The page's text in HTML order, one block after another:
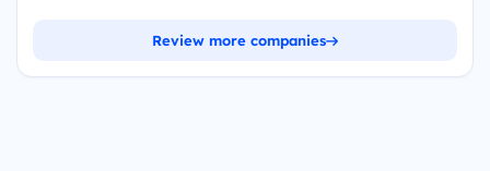
Review more companies